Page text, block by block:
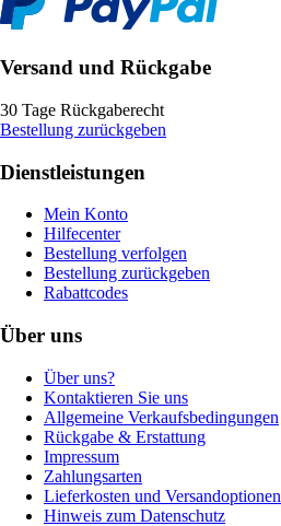
Versand und Rückgabe
30 Tage Rückgaberecht
Bestellung zurückgeben
Dienstleistungen
Mein Konto
Hilfecenter
Bestellung verfolgen
Bestellung zurückgeben
Rabattcodes
Über uns
Über uns?
Kontaktieren Sie uns
Allgemeine Verkaufsbedingungen
Rückgabe & Erstattung
Impressum
Zahlungsarten
Lieferkosten und Versandoptionen
Hinweis zum Datenschutz